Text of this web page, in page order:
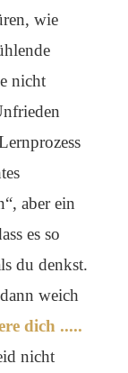
wie
nicht
aber ein
es so
du denkst.
weich
dich .....
nicht